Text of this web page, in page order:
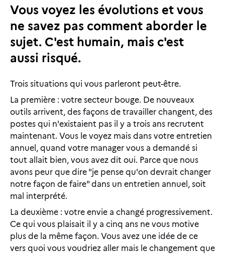
Vous voyez les évolutions et vous
ne savez pas comment aborder le
sujet. C'est humain, mais c'est
aussi risqué.
Trois situations qui vous parleront peut-être.
La première : votre secteur bouge. De nouveaux
outils arrivent, des façons de travailler changent, des
postes qui n'existaient pas il y a trois ans recrutent
maintenant. Vous le voyez mais dans votre entretien
annuel, quand votre manager vous a demandé si
tout allait bien, vous avez dit oui. Parce que nous
avons peur que dire "je pense qu'on devrait changer
notre façon de faire" dans un entretien annuel, soit
mal interprété.
La deuxième : votre envie a changé progressivement.
Ce qui vous plaisait il y a cinq ans ne vous motive
plus de la même façon. Vous avez une idée de ce
vers quoi vous voudriez aller mais le changement que